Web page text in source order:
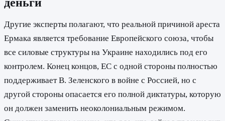
Другие эксперты полагают, что реальной причиной ареста
Ермака является требование Европейского союза, чтобы
все силовые структуры на Украине находились под его
контролем. Конец концов, ЕС с одной стороны полностью
поддерживает В. Зеленского в войне с Россией, но с
другой стороны опасается его полной диктатуры, которую
он должен заменить неоколониальным режимом.